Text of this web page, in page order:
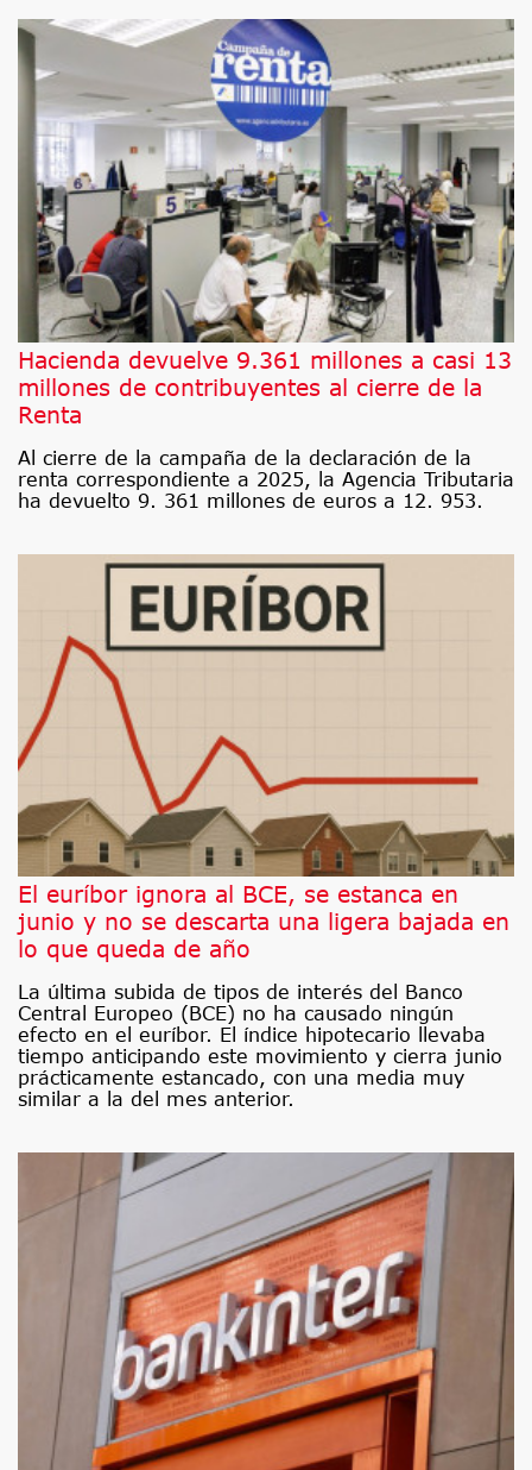
Hacienda devuelve 9.361 millones a casi 13
millones de contribuyentes al cierre de la
Renta
Al cierre de la campaña de la declaración de la
renta correspondiente a 2025, la Agencia Tributaria
ha devuelto 9. 361 millones de euros a 12. 953.
El euríbor ignora al BCE, se estanca en
junio y no se descarta una ligera bajada en
lo que queda de año
La última subida de tipos de interés del Banco
Central Europeo (BCE) no ha causado ningún
efecto en el euríbor. El índice hipotecario llevaba
tiempo anticipando este movimiento y cierra junio
prácticamente estancado, con una media muy
similar a la del mes anterior.